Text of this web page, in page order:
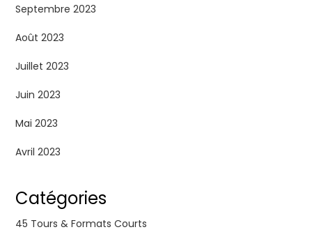
Septembre 2023
Août 2023
Juillet 2023
Juin 2023
Mai 2023
Avril 2023
Catégories
45 Tours & Formats Courts